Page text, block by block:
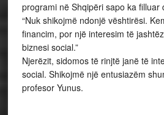
programi në Shqipëri sapo ka filluar
“Nuk shikojmë ndonjë vështirësi.
financim, por një interesim të
biznesi social.”
Njerëzit, sidomos të rinjtë janë të
social. Shikojmë një entusiazëm
profesor Yunus.